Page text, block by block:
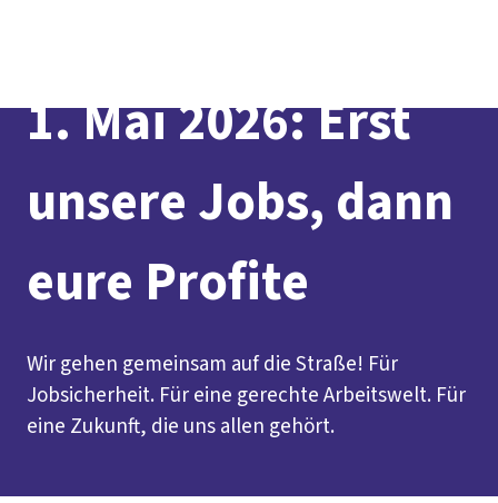
Politik in NRW
1. Mai 2026: Erst
unsere Jobs, dann
eure Profite
Wir gehen gemeinsam auf die Straße! Für
Jobsicherheit. Für eine gerechte Arbeitswelt. Für
eine Zukunft, die uns allen gehört.